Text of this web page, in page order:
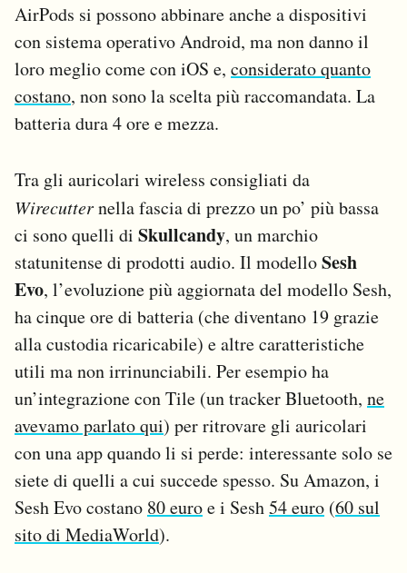
AirPods si possono abbinare anche a dispositivi
con sistema operativo Android, ma non danno il
loro meglio come con iOS e, considerato quanto
costano, non sono la scelta più raccomandata. La
batteria dura 4 ore e mezza.
Tra gli auricolari wireless consigliati da
Wirecutternella fascia di prezzo un po’ più bassa
ci sono quelli di Skullcandy, un marchio
statunitense di prodotti audio. Il modelloSesh
Evo, l’evoluzione più aggiornata del modello Sesh,
ha cinque ore di batteria (che diventano 19 grazie
alla custodia ricaricabile) e altre caratteristiche
utili ma non irrinunciabili. Per esempio ha
un’integrazione con Tile (un tracker Bluetooth, ne
avevamo parlato qui) per ritrovare gli auricolari
con una app quando li si perde: interessante solo se
siete di quelli a cui succede spesso. Su Amazon, i
Sesh Evo costano 80 euroe i Sesh54 euro (60 sul
sito di MediaWorld).